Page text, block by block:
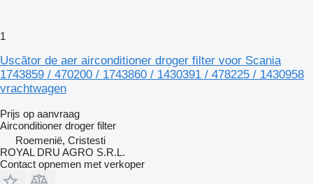
1
Uscător de aer airconditioner droger filter voor Scania
1743859 / 470200 / 1743860 / 1430391 / 478225 / 1430958
vrachtwagen
Prijs op aanvraag
Airconditioner droger filter
Roemenië, Cristesti
ROYAL DRU AGRO S.R.L.
Contact opnemen met verkoper